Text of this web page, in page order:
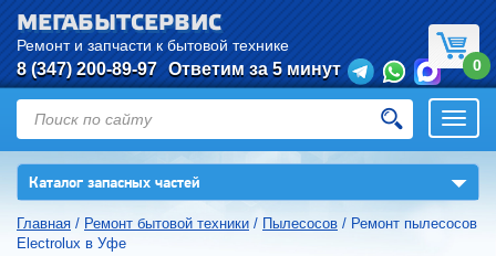
МЕГАБЫТСЕРВИС
Ремонт и запчасти к бытовой технике
8 (347) 200-89-97 Ответим за 5 минут 0
Каталог запасных частей ▼
Главная / Ремонт бытовой техники / Пылесосов / Ремонт пылесосов
Electrolux в Уфе